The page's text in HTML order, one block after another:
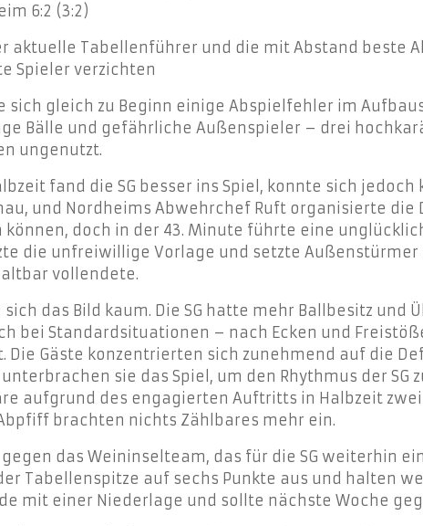
6:2 (3:2)
aktuelle Tabellenführer und die mit Abstand beste
Spieler verzichten
sich gleich zu Beginn einige Abspielfehler im
Bälle und gefährliche Außenspieler – drei
ungenutzt.
fand die SG besser ins Spiel, konnte sich
und Nordheims Abwehrchef Ruft organisierte die
doch in der 43. Minute führte eine
die unfreiwillige Vorlage und setzte Außenstürmer
vollendete.
das Bild kaum. Die SG hatte mehr Ballbesitz
bei Standardsituationen – nach Ecken und
Die Gäste konzentrierten sich zunehmend auf die
sie das Spiel, um den Rhythmus der SG
aufgrund des engagierten Auftritts in Halbzeit
brachten nichts Zählbares mehr ein.
das Weininselteam, das für die SG weiterhin
Tabellenspitze auf sechs Punkte aus und halten
mit einer Niederlage und sollte nächste Woche